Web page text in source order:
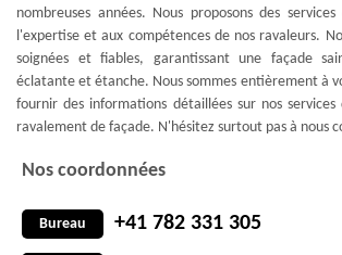
nombreuses années. Nous proposons des
l'expertise et aux compétences de nos ravaleurs.
soignées et fiables, garantissant une façade
éclatante et étanche. Nous sommes entièrement à
fournir des informations détaillées sur nos
ravalement de façade. N'hésitez surtout pas à nous
Nos coordonnées
Bureau +41 782 331 305